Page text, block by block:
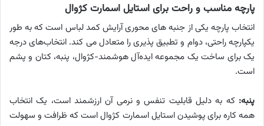
پارچه مناسب و راحت برای استایل اسمارت کژوال
انتخاب پارچه یکی از جنبه های محوری آرایش کمد لباس است که به طور
یکپارچه راحتی، دوام و تطبیق پذیری را متعادل می کند. انتخاب‌های درجه
یک برای ساخت یک مجموعه ایده‌آل هوشمند-کژوال، پنبه، کتان و پشم
است.
پنبه: که به دلیل قابلیت تنفس و نرمی آن ارزشمند است، یک انتخاب
همه کاره برای پوشیدن استایل اسمارت کژوال است که ظرافت و سهولت